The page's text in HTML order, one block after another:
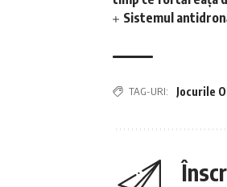
Sistemul
TAG-URI: Jocurile